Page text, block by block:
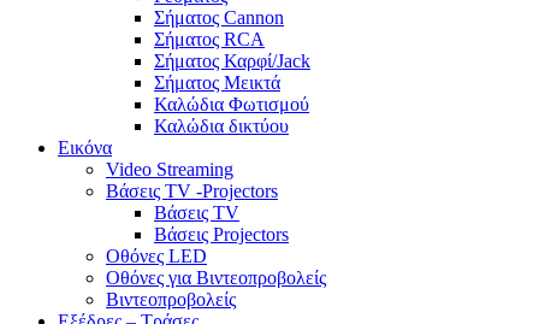
Σήματος Cannon
Σήματος RCA
Σήματος Καρφί/Jack
Σήματος Μεικτά
Καλώδια Φωτισμού
Καλώδια δικτύου
Εικόνα
Video Streaming
Βάσεις TV -Projectors
Βάσεις TV
Βάσεις Projectors
Οθόνες LED
Οθόνες για Βιντεοπροβολείς
Βιντεοπροβολείς